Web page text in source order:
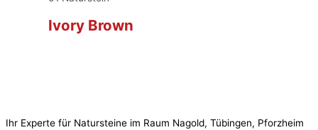
Ivory Brown
Ihr Experte für Natursteine im Raum Nagold, Tübingen, Pforzheim